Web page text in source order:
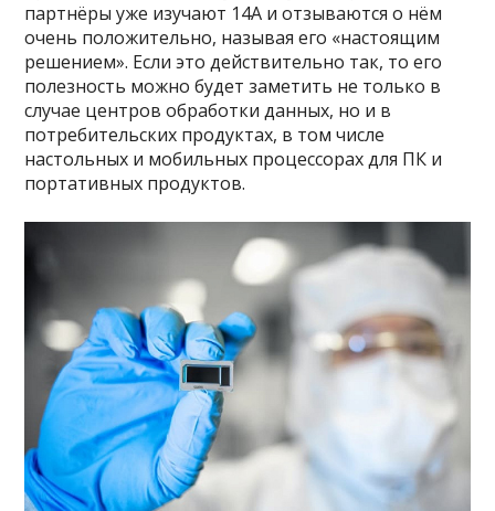
партнёры уже изучают 14A и отзываются о нём
очень положительно, называя его «настоящим
решением». Если это действительно так, то его
полезность можно будет заметить не только в
случае центров обработки данных, но и в
потребительских продуктах, в том числе
настольных и мобильных процессорах для ПК и
портативных продуктов.